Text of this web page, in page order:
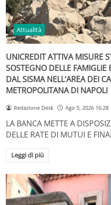
Attualità
UNICREDIT ATTIVA MISURE
SOSTEGNO DELLE FAMIGLIE
DAL SISMA NELL’AREA DEI
METROPOLITANA DI NAPOLI
Redazione Desk Ago 5, 2026 16:28
LA BANCA METTE A
DELLE RATE DI MUTUI E
Leggi di più